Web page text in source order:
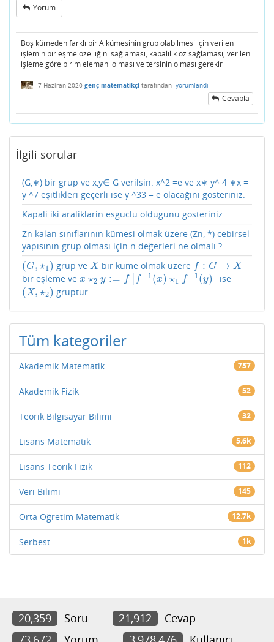
Yorum
Boş kümeden farklı bir A kümesinin grup olabilmesi için verilen
işlemin birleşme özelliğini sağlaması, kapalılık öz.sağlaması, verilen
işleme göre birim elemanı olması ve tersinin olması gerekir
7 Haziran 2020 genç matematikçi tarafından yorumlandı
Cevapla
İlgili sorular
(G,∗) bir grup ve x,y∈ G verilsin. x^2 =e ve x∗ y^ 4 ∗x =
y ^7 eşitlikleri geçerli ise y ^33 = e olacağını gösteriniz.
Kapali iki araliklarin esguclu oldugunu gosteriniz
Zn kalan sınıflarının kümesi olmak üzere (Zn, *) cebirsel
yapısının grup olması için n değerleri ne olmalı ?
(G,⋆1 )
(G,⋆ 1) grup veX
X bir küme olmak üzere f : G → X
f:G →X
bir eşleme ve x ⋆2 y := f f −1 (x) ⋆1 f −1 (y)
x⋆2y := [f− (x ⋆1f−1(y) ise
(X, ⋆2)
(X,⋆2) gruptur.
Tüm kategoriler
Akademik Matematik 737
Akademik Fizik 52
Teorik Bilgisayar Bilimi 32
Lisans Matematik 5.6k
Lisans Teorik Fizik 112
Veri Bilimi 145
Orta Öğretim Matematik 12.7k
Serbest 1k
20,359 Soru 21,912
Cevap